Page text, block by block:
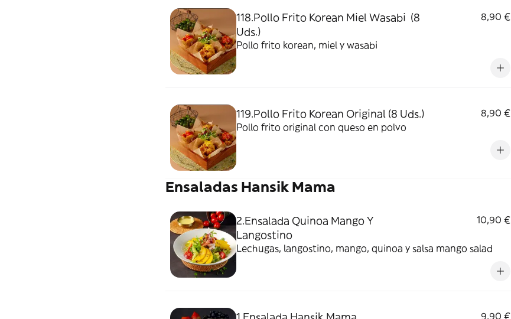
118.Pollo Frito Korean Miel Wasabi (8
Uds.)
8,90 €
Pollo frito korean, miel y wasabi
119.Pollo Frito Korean Original (8 Uds.)
8,90 €
Pollo frito original con queso en polvo
Ensaladas Hansik Mama
2.Ensalada Quinoa Mango Y
Langostino
10,90 €
Lechugas, langostino, mango, quinoa y salsa mango salad
9,90 €